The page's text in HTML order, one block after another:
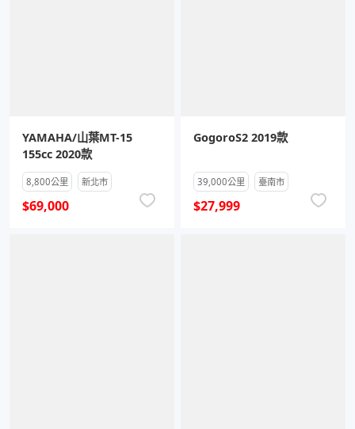
YAMAHA/山葉MT-15
155cc 2020款
8,800公里 新北市
$69,000
GogoroS2 2019款
39,000公里 臺南市
$27,999